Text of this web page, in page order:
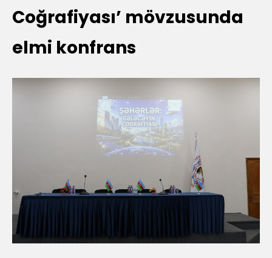
Coğrafiyası’ mövzusunda
elmi konfrans